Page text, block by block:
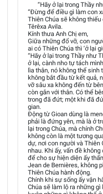
“Hãy ở lại trong Thầy
“Đừng để điều gì làm con
Thiên Chúa sẽ không
Têrêxa Avila.
Kính thưa Anh Chị em,
Giữa những đổ vỡ, con
ai có Thiên Chúa thì ‘ở lại
“Hãy ở lại trong Thầy như
ở lại, cành nho tự tách
lìa thân, nó không thể sinh
không bắt đầu từ kết quả,
vỡ sâu xa không đến từ
còn gắn với thân. Có thể
trong đã đứt; một khi đã
gian.
Động từ Gioan dùng là
phải là đứng yên, mà là ở
lại trong Chúa, mà chính
không còn là một tương
dự, nơi con người và Thiên
nhau. Khi ấy, vấn đề
để cho sự hiện diện ấy
Jean de Bernières, không
Thiên Chúa hành động.
Chính khi sự sống ấy vận
Chúa sẽ làm lộ ra những